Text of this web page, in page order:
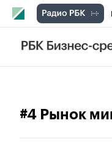
#4 Рынок